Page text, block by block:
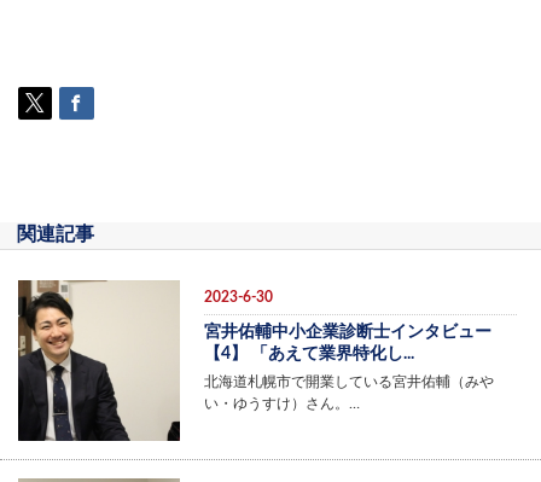
関連記事
2023-6-30
宮井佑輔中小企業診断士インタビュー
【4】 「あえて業界特化し...
北海道札幌市で開業している宮井佑輔（みや
い・ゆうすけ）さん。…